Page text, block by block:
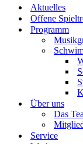
Aktuelles
Offene
Programm
Über uns
Das
Service